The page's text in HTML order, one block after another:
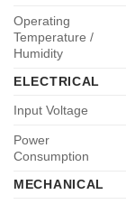
Operating
Temperature /
Humidity
ELECTRICAL
Input Voltage
Power
Consumption
MECHANICAL